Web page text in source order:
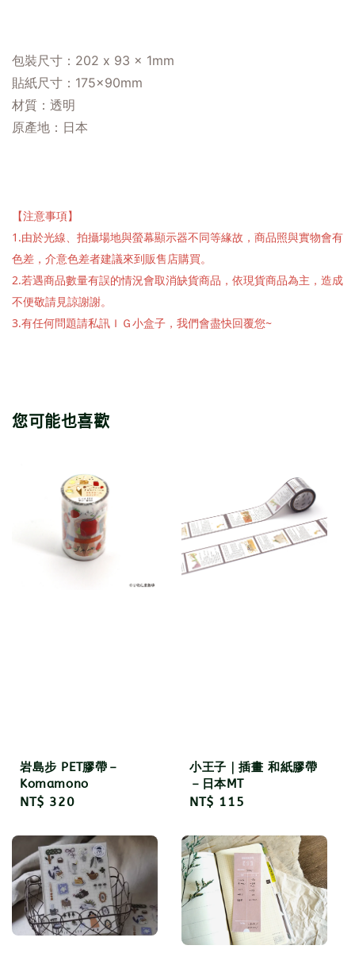
包裝尺寸：202 x 93 x 1mm
貼紙尺寸：175×90mm
材質：透明
原產地 ： 日本
【注意事項】
1.由於光線、拍攝場地與螢幕顯示器不同等緣故，商品照與實物會有
色差，介意色差者建議來到販售店購買。
2.若遇商品數量有誤的情況會取消缺貨商品，依現貨商品為主，造成
不便敬請見諒謝謝。
3.有任何問題請私訊ＩＧ小盒子，我們會盡快回覆您~
您可能也喜歡
岩島步 PET膠帶－
Komamono
Regular
NT$ 320
小王子｜插畫 和紙膠帶
－日本MT
Regular
NT$ 115